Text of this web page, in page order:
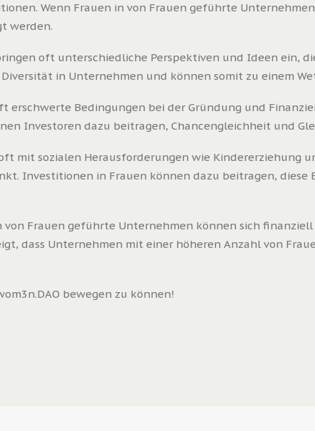
Wenn Frauen in von Frauen geführte
werden.
oft unterschiedliche Perspektiven und Ideen ein,
in Unternehmen und können somit zu einem
erschwerte Bedingungen bei der Gründung und
Investoren dazu beitragen, Chancengleichheit und
mit sozialen Herausforderungen wie Kindererziehung
Investitionen in Frauen können dazu beitragen, diese
Frauen geführte Unternehmen können sich
dass Unternehmen mit einer höheren Anzahl von
bewegen zu können!